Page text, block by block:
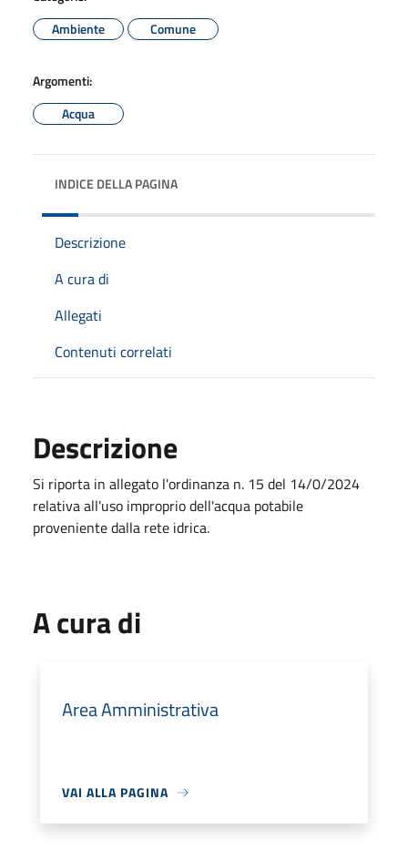
Ambiente
Comune
Argomenti:
Acqua
INDICE DELLA PAGINA
Descrizione
A cura di
Allegati
Contenuti correlati
Descrizione
Si riporta in allegato l'ordinanza n. 15 del 14/0/2024
relativa all'uso improprio dell'acqua potabile
proveniente dalla rete idrica.
A cura di
Area Amministrativa
VAI ALLA PAGINA